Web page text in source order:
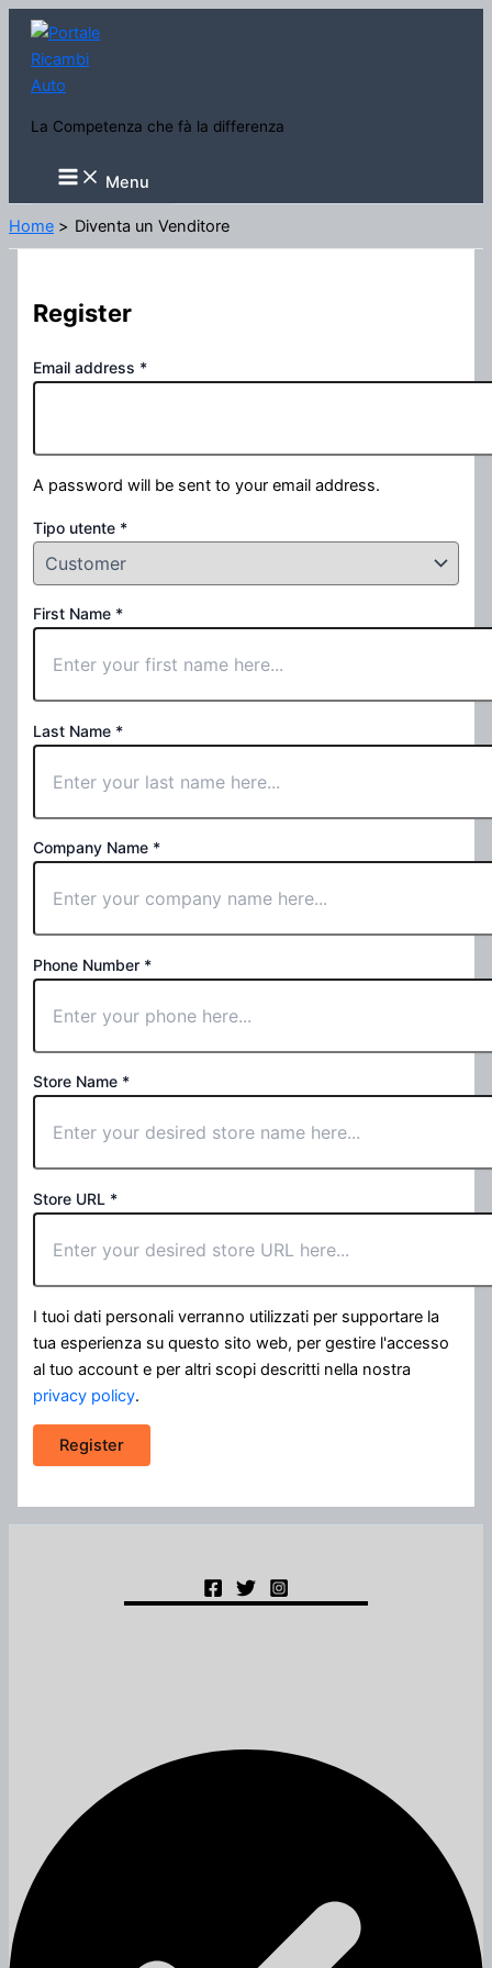
contenuto
La Competenza che fà la differenza
Main
Menu Menu
Home Diventa un Venditore
Register
Email address *
A password will be sent to your email address.
Tipo utente *
First Name *
Last Name *
Company Name *
Phone Number *
Store Name *
Store URL *
I tuoi dati personali verranno utilizzati per supportare la
tua esperienza su questo sito web, per gestire l'accesso
al tuo account e per altri scopi descritti nella nostra
privacy policy.
Register